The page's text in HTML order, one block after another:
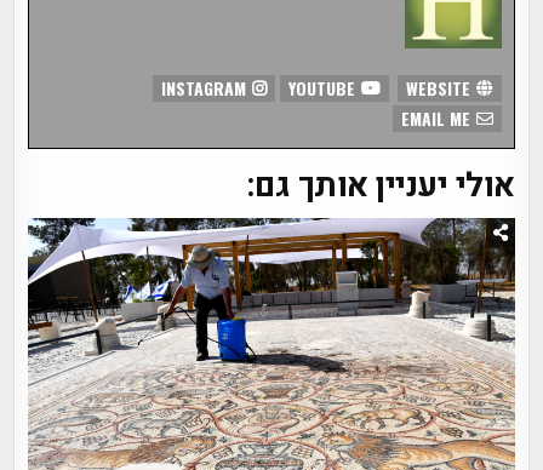
INSTAGRAM
אולי יעניין אותך גם: